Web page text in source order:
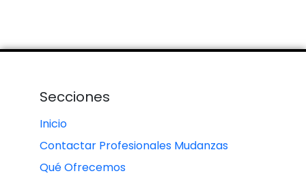
Secciones
Inicio
Contactar Profesionales Mudanzas
Qué Ofrecemos